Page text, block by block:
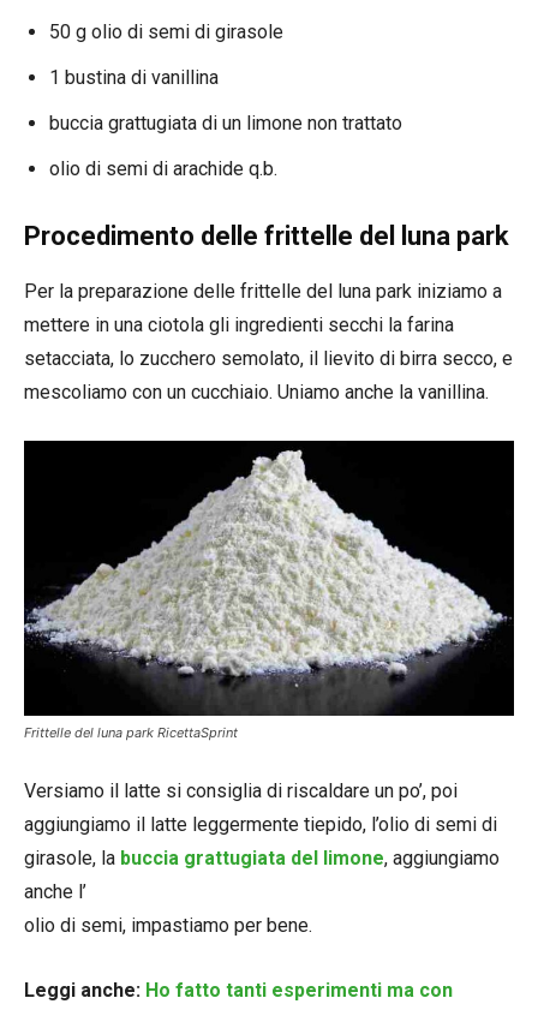
50 g olio di semi di girasole
1 bustina di vanillina
buccia grattugiata di un limone non trattato
olio di semi di arachide q.b.
Procedimento delle frittelle del luna park
Per la preparazione delle frittelle del luna park iniziamo a
mettere in una ciotola gli ingredienti secchi la farina
setacciata, lo zucchero semolato, il lievito di birra secco, e
mescoliamo con un cucchiaio. Uniamo anche la vanillina.
Frittelle del luna park RicettaSprint
Versiamo il latte si consiglia di riscaldare un po’, poi
aggiungiamo il latte leggermente tiepido, l’olio di semi di
girasole, la buccia grattugiata del limone, aggiungiamo
anche l’
olio di semi, impastiamo per bene.
Leggi anche: Ho fatto tanti esperimenti ma con